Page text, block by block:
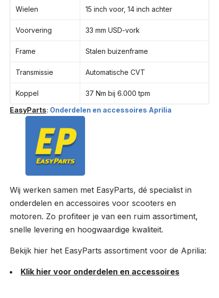
Wielen 15 inch voor, 14 inch achter
Voorvering 33 mm USD-vork
Frame Stalen buizenframe
Transmissie Automatische CVT
Koppel
37 Nm bij 6.000 tpm
EasyParts: Onderdelen en accessoires Aprilia
Wij werken samen met EasyParts, dé specialist in
onderdelen en accessoires voor scooters en
motoren. Zo profiteer je van een ruim assortiment,
snelle levering en hoogwaardige kwaliteit.
Bekijk hier het EasyParts assortiment voor de Aprilia:
Klik hier voor onderdelen en accessoires